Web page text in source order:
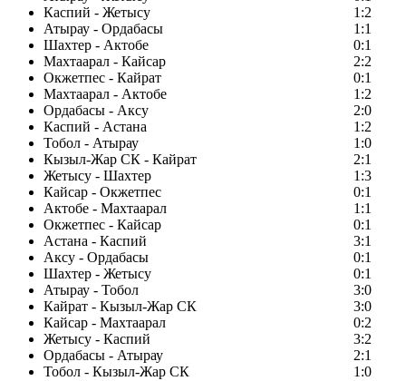
Каспий - Жетысу
1:2
Атырау - Ордабасы
1:1
Шахтер - Актобе
0:1
Махтаарал - Кайсар
2:2
Окжетпес - Кайрат
0:1
Махтаарал - Актобе
1:2
Ордабасы - Аксу
2:0
Каспий - Астана
1:2
Тобол - Атырау
1:0
Кызыл-Жар СК - Кайрат
2:1
Жетысу - Шахтер
1:3
Кайсар - Окжетпес
0:1
Актобе - Махтаарал
1:1
Окжетпес - Кайсар
0:1
Астана - Каспий
3:1
Аксу - Ордабасы
0:1
Шахтер - Жетысу
0:1
Атырау - Тобол
3:0
Кайрат - Кызыл-Жар СК
3:0
Кайсар - Махтаарал
0:2
Жетысу - Каспий
3:2
Ордабасы - Атырау
2:1
Тобол - Кызыл-Жар СК
1:0